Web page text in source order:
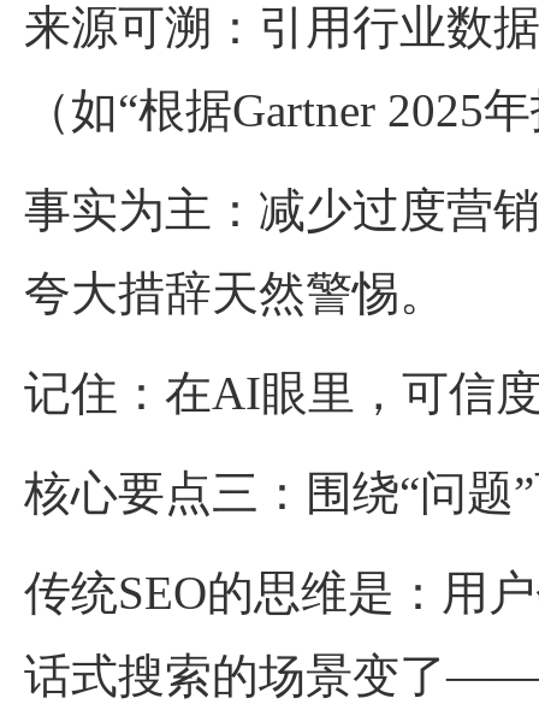
来源可溯：引用行业数
（如“根据Gartner 2025
事实为主：减少过度营
夸大措辞天然警惕。
记住：在AI眼里，可信
核心要点三：围绕“问题
传统SEO的思维是：用
话式搜索的场景变了——